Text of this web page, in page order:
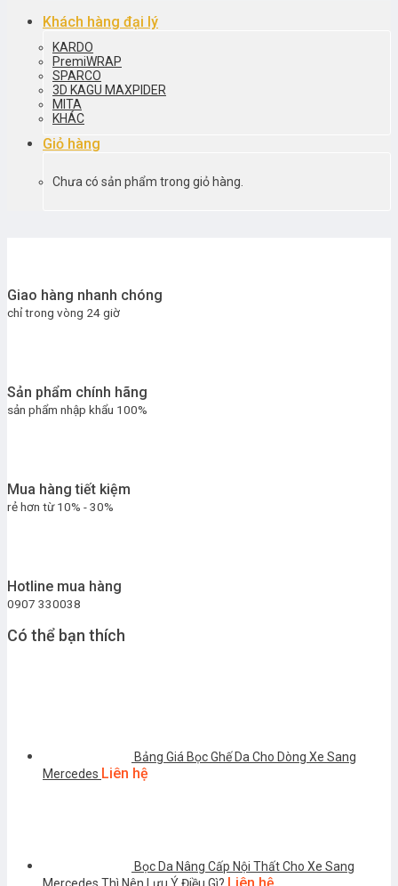
Khách hàng đại lý
KARDO
PremiWRAP
SPARCO
3D KAGU MAXPIDER
MITA
KHÁC
Giỏ hàng
Chưa có sản phẩm trong giỏ hàng.
Giao hàng nhanh chóng
chỉ trong vòng 24 giờ
Sản phẩm chính hãng
sản phẩm nhập khẩu 100%
Mua hàng tiết kiệm
rẻ hơn từ 10% - 30%
Hotline mua hàng
0907 330038
Có thể bạn thích
Bảng Giá Bọc Ghế Da Cho Dòng Xe Sang
Mercedes Liên hệ
Bọc Da Nâng Cấp Nội Thất Cho Xe Sang